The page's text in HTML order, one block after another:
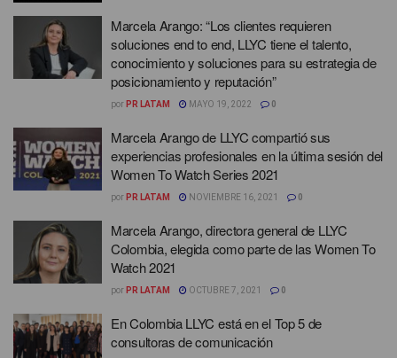
Marcela Arango: “Los clientes requieren
soluciones end to end, LLYC tiene el talento,
conocimiento y soluciones para su estrategia de
posicionamiento y reputación”
por PR LATAM MAYO 19, 2022 0
Marcela Arango de LLYC compartió sus
experiencias profesionales en la última sesión del
Women To Watch Series 2021
por PR LATAM NOVIEMBRE 16, 2021 0
Marcela Arango, directora general de LLYC
Colombia, elegida como parte de las Women To
Watch 2021
por PR LATAM OCTUBRE 7, 2021 0
En Colombia LLYC está en el Top 5 de
consultoras de comunicación